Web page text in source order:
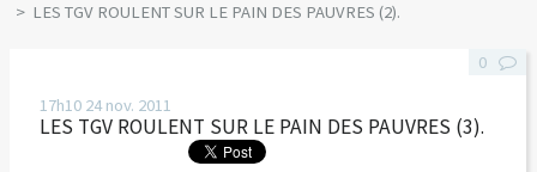
LES TGV ROULENT SUR LE PAIN DES PAUVRES (2).
17h10 24 nov. 2011
LES TGV ROULENT SUR LE PAIN DES PAUVRES (3).
0